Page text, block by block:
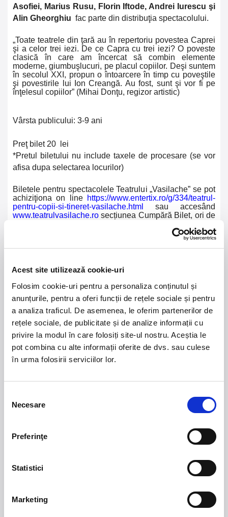
Acest site utilizează cookie-uri
Folosim cookie-uri pentru a personaliza conținutul și
anunțurile, pentru a oferi funcții de rețele sociale și pentru
a analiza traficul. De asemenea, le oferim partenerilor de
rețele sociale, de publicitate și de analize informații cu
privire la modul în care folosiți site-ul nostru. Aceștia le
pot combina cu alte informații oferite de dvs. sau culese
în urma folosirii serviciilor lor.
consimțământului
Necesare
Preferinţe
Statistici
Marketing
Asofiei, Marius Rusu, Florin Iftode, Andrei Iurescu şi
Alin Gheorghiu fac parte din distribuţia spectacolului.
„Toate teatrele din ţară au în repertoriu povestea Caprei
şi a celor trei iezi. De ce Capra cu trei iezi? O poveste
clasică în care am încercat să combin elemente
moderne, giumbuşlucuri, pe placul copiilor. Deşi suntem
în secolul XXI, propun o întoarcere în timp cu poveştile
şi povestirile lui Ion Creangă. Au fost, sunt şi vor fi pe
înţelesul copiilor” (Mihai Donţu, regizor artistic)
Vârsta publicului: 3-9 ani
Preţ bilet 20 lei
*Pretul biletului nu include taxele de procesare (se vor
afisa dupa selectarea locurilor)
Biletele pentru spectacolele Teatrului „Vasilache” se pot
achiziţiona on line https://www.entertix.ro/g/334/teatrul-
pentru-copii-si-tineret-vasilache.html
sau accesând
www.teatrulvasilache.ro secțiunea Cumpără Bilet, ori de
10:30 şi 12:30, dar şi înainte de începerea fiecărui
oră înainte de începerea spectacolului.
Vă aşteptăm cu drag!
Până atunci… toate cele bune!
NOSTALGIA Litoral
Morgan Jay - La Dolce
Summer Well 2026